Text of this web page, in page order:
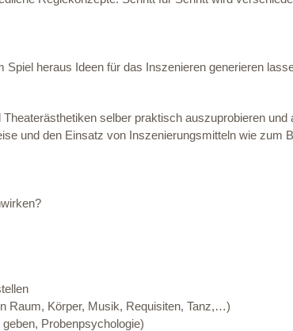
heraus Ideen für das Inszenieren generieren
selber praktisch auszuprobieren und
und den Einsatz von Inszenierungsmitteln wie zum
Raum, Körper, Musik, Requisiten, Tanz,…)
Probenpsychologie)